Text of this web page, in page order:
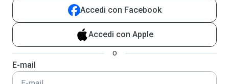
Accedi con Facebook
Accedi con Apple
o
E-mail